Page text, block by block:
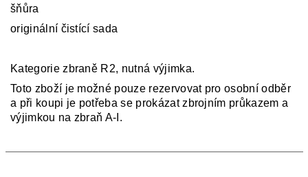
šňůra
originální čistící sada
Kategorie zbraně R2, nutná výjimka.
Toto zboží je možné pouze rezervovat pro osobní odběr
a při koupi je potřeba se prokázat zbrojním průkazem a
výjimkou na zbraň A-I.